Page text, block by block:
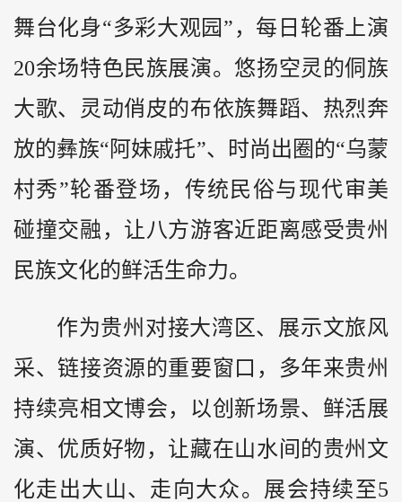
舞台化身“多彩大观园”，每日轮番上演
20余场特色民族展演。悠扬空灵的侗族
大歌、灵动俏皮的布依族舞蹈、热烈奔
放的彝族“阿妹戚托”、时尚出圈的“乌蒙
村秀”轮番登场，传统民俗与现代审美
碰撞交融，让八方游客近距离感受贵州
民族文化的鲜活生命力。
作为贵州对接大湾区、展示文旅风
采、链接资源的重要窗口，多年来贵州
持续亮相文博会，以创新场景、鲜活展
演、优质好物，让藏在山水间的贵州文
化走出大山、走向大众。展会持续至5